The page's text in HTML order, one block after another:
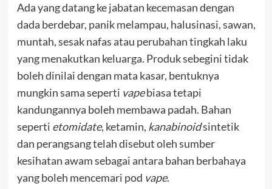
Ada yang datang ke jabatan kecemasan dengan
dada berdebar, panik melampau, halusinasi, sawan,
muntah, sesak nafas atau perubahan tingkah laku
yang menakutkan keluarga. Produk sebegini tidak
boleh dinilai dengan mata kasar, bentuknya
mungkin sama seperti vapebiasa tetapi
kandungannya boleh membawa padah. Bahan
seperti etomidate, ketamin, kanabinoidsintetik
dan perangsang telah disebut oleh sumber
kesihatan awam sebagai antara bahan berbahaya
yang boleh mencemari pod vape.